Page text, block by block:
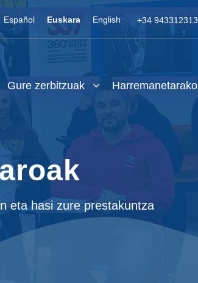
Español Euskara English +34 943312313
Gure zerbitzuak Harremanetarako
eta hasi zure prestakuntza